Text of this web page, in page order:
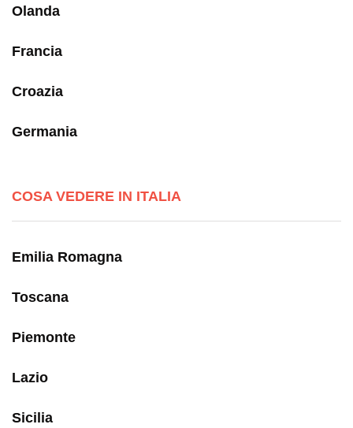
Olanda
Francia
Croazia
Germania
COSA VEDERE IN ITALIA
Emilia Romagna
Toscana
Piemonte
Lazio
Sicilia